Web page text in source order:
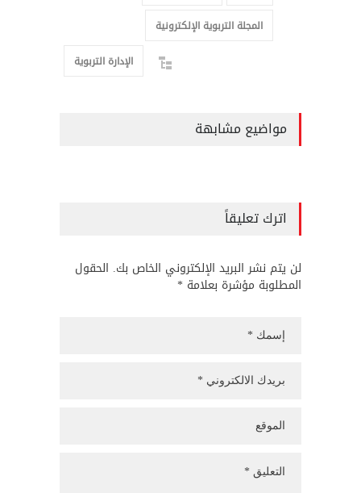
المجلة التربوية الإلكترونية
الإدارة التربوية
مواضيع مشابهة
اترك تعليقاً
لن يتم نشر البريد الإلكتروني الخاص بك. الحقول
المطلوبة مؤشرة بعلامة *